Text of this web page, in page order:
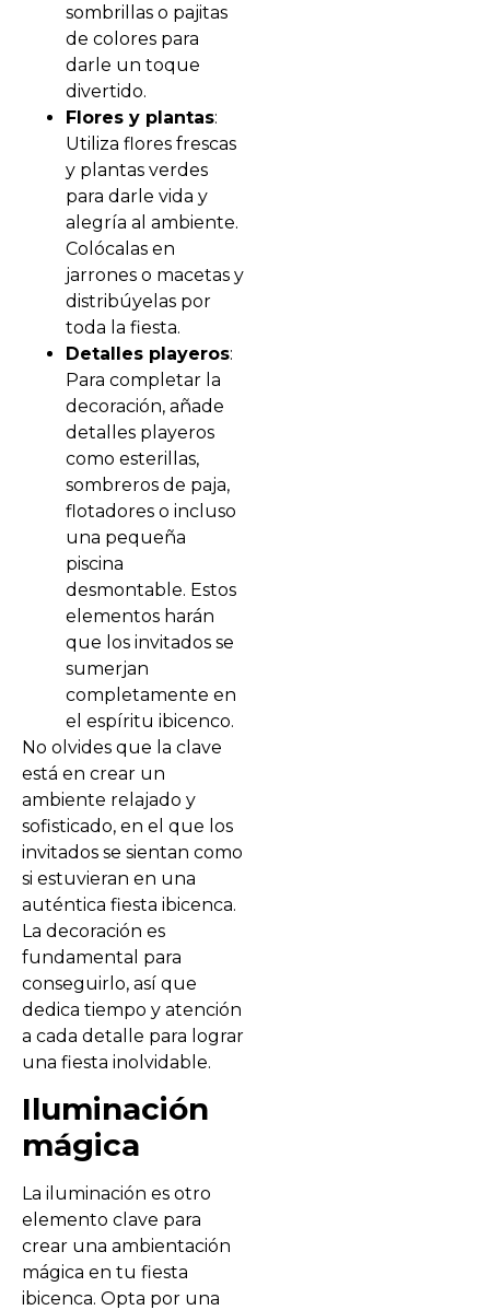
sombrillas o pajitas
de colores para
darle un toque
divertido.
Flores y plantas:
Utiliza flores frescas
y plantas verdes
para darle vida y
alegría al ambiente.
Colócalas en
jarrones o macetas y
distribúyelas por
toda la fiesta.
Detalles playeros:
Para completar la
decoración, añade
detalles playeros
como esterillas,
sombreros de paja,
flotadores o incluso
una pequeña
piscina
desmontable. Estos
elementos harán
que los invitados se
sumerjan
completamente en
el espíritu ibicenco.
No olvides que la clave
está en crear un
ambiente relajado y
sofisticado, en el que los
invitados se sientan como
si estuvieran en una
auténtica fiesta ibicenca.
La decoración es
fundamental para
conseguirlo, así que
dedica tiempo y atención
a cada detalle para lograr
una fiesta inolvidable.
Iluminación
mágica
La iluminación es otro
elemento clave para
crear una ambientación
mágica en tu fiesta
ibicenca. Opta por una